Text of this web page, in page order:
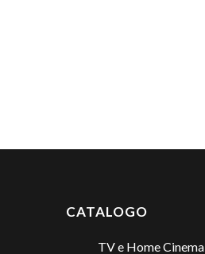
CATALOGO
TV e Home Cinema